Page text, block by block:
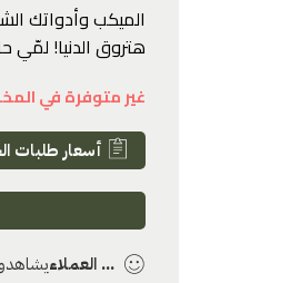
الميكب وأدواتك
هتروق الدنيا! لمّي
غير متوفرة في
أسعار طلبات
... العملاء